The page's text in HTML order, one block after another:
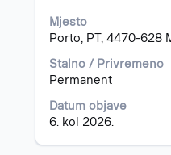
Mjesto
Porto, PT, 4470-628
Stalno / Privremeno
Permanent
Datum objave
6. kol 2026.
kako
biste
prikazali
čitav
sadržaj
o
poslu.